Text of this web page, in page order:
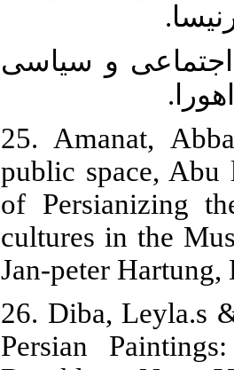
(1383)، تاریخ اجتماعی و سیاسی
25. Amanat,
public space,
of Persianizing
cultures in the
Jan-peter
26. Diba, Leyla.s
Persian